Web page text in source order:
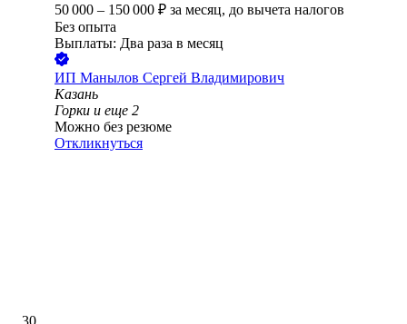
50 000 – 150 000 ₽ за месяц, до вычета налогов
Без опыта
Выплаты: Два раза в месяц
ИП Манылов Сергей Владимирович
Казань
Горки и еще 2
Можно без резюме
Откликнуться